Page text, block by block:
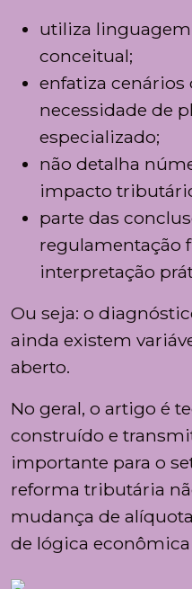
utiliza
conceitual;
enfatiza cenários
necessidade de
especializado;
não detalha
impacto
parte das
regulamentação
interpretação
Ou seja: o
ainda existem
aberto.
No geral, o artigo é
construído e
importante para o
reforma tributária
mudança de
de lógica econômica